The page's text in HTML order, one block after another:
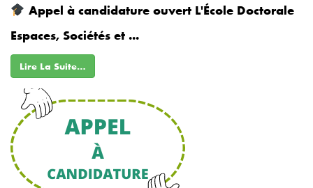
Appel à candidature ouvert L'École Doctorale
Espaces, Sociétés et ...
Lire La Suite…